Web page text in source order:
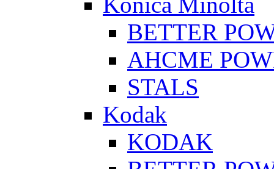
BETTER
AHCME
STALS
Kodak
KODAK